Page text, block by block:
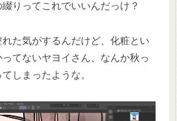
りってこれでいいんだっけ？
れた気がするんだけど、化粧とい
てないヤヨイさん、なんか秋っ
しまったような。